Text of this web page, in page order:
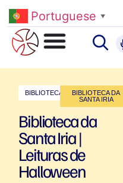
Portuguese ▼
BIBLIOTECAS
BIBLIOTECA DA
SANTA IRIA
Biblioteca da
Santa Iria |
Leituras de
Halloween